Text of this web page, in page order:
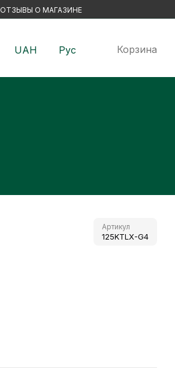
ОТЗЫВЫ О МАГАЗИНЕ
UAH Рус Корзина
Артикул
125KTLX-G4